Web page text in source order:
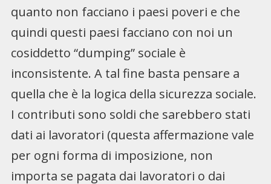
quanto non facciano i paesi poveri e che
quindi questi paesi facciano con noi un
cosiddetto “dumping” sociale è
inconsistente. A tal fine basta pensare a
quella che è la logica della sicurezza sociale.
I contributi sono soldi che sarebbero stati
dati ai lavoratori (questa affermazione vale
per ogni forma di imposizione, non
importa se pagata dai lavoratori o dai